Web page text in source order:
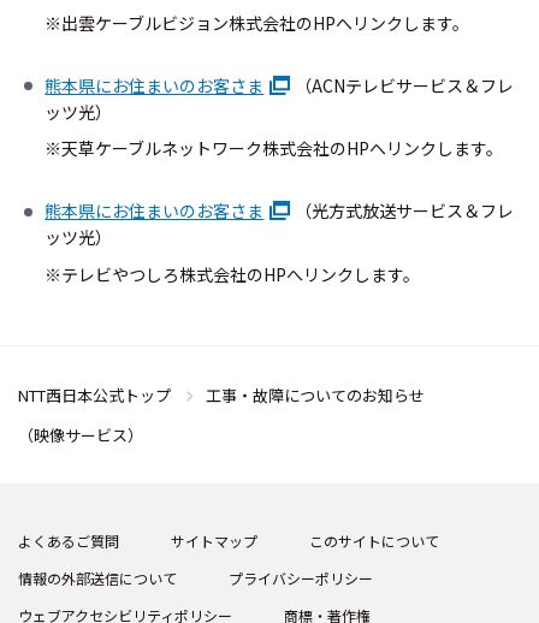
※出雲ケーブルビジョン株式会社のHPへリンクします。
熊本県にお住まいのお客さま
（ACNテレビサービス＆フレ
ッツ光）
※天草ケーブルネットワーク株式会社のHPへリンクします。
熊本県にお住まいのお客さま
（光方式放送サービス＆フレ
ッツ光）
※テレビやつしろ株式会社のHPへリンクします。
NTT西日本公式トップ
工事・故障についてのお知らせ
（映像サービス）
よくあるご質問 サイトマップ
このサイトについて
情報の外部送信について
プライバシーポリシー
ウェブアクセシビリティポリシー
商標・著作権